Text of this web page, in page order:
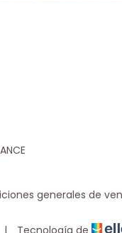
generales de
| Tecnología de